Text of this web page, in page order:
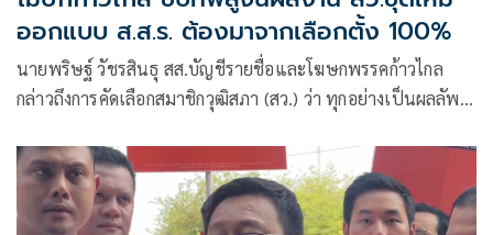
ออกแบบ ส.ส.ร. ต้องมาจากเลือกตั้ง 100%
นายพริษฐ์ วัชรสินธุ สส.บัญชีรายชื่อและโฆษกพรรคก้าวไกล
กล่าวถึงการคัดเลือกสมาชิกวุฒิสภา (สว.) ว่า ทุกอย่างเป็นผลลัพธ์
คือ ทำอย่างไรให้คณะกรรมการเลือกตั้ง (กกต.)